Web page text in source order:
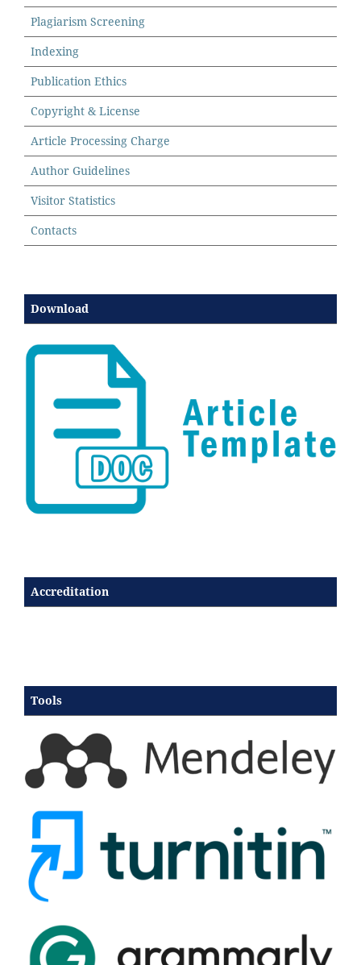
Plagiarism Screening
Indexing
Publication Ethics
Copyright & License
Article Processing Charge
Author Guidelines
Visitor Statistics
Contacts
Download
Accreditation
Tools